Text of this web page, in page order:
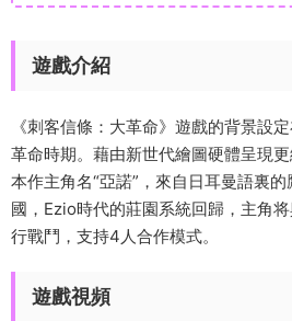
遊戲介紹
《刺客信條：大革命》遊戲的背景設
革命時期。藉由新世代繪圖硬體呈現更
本作主角名“亞諾”，來自日耳曼語裏
國，Ezio時代的莊園系統回歸，主角
行戰鬥，支持4人合作模式。
遊戲視頻